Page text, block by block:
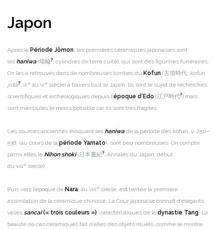
Japon
Après la Période Jōmon, les premières céramiques japonaises sont
les haniwa (埴輪?, cylindres de terre cuite), qui sont des figurines funéraires.
On les a retrouvés dans de nombreuses tombes du Kofun (古墳時代, kofun
jidai?, iii e au vi e siècle) à travers tout le Japon. Ils sont le sujet de recherches
scientifiques et archéologiques depuis l’époque d’Edo (江戸時代?) mais
sont manipulés le moins possible car ils sont très fragiles.
Les sources anciennes évoquant les haniwa de la période des kofun, v. 250–
538, (au cours de la période Yamato), sont peu nombreuses. On compte
parmi elles le Nihon shoki(日本書紀?, Annales du Japon, début
du viii e siècle).
Puis vers l’époque de Nara, au viii e siècle, est tentée la première
assimilation de la céramique chinoise. La Cour japonaise connaît d’élégants
vases sancai(« trois couleurs »). caractéristiques de la dynastie Tang. La
beauté de ces céramiques fait d’elles des objets rituels, comme le montre